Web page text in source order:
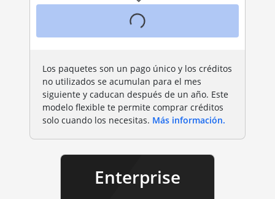
Los paquetes son un pago único y los créditos
no utilizados se acumulan para el mes
siguiente y caducan después de un año. Este
modelo flexible te permite comprar créditos
solo cuando los necesitas. Más información.
Enterprise